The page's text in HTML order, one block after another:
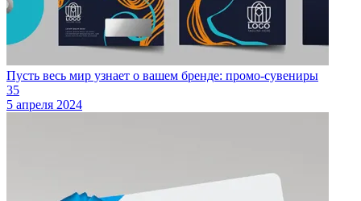
Пусть весь мир узнает о вашем бренде: промо-сувениры
35
5 апреля 2024